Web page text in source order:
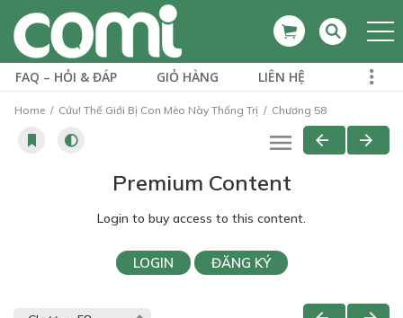
FAQ – HỎI & ĐÁP GIỎ HÀNG LIÊN HỆ
Home Cứu! Thế Giới Bị Con Mèo Này Thống Trị Chương 58
Premium Content
Login to buy access to this content.
LOGIN ĐĂNG KÝ